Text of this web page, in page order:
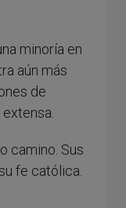
minoría en
aún más
de
camino. Sus
fe católica.